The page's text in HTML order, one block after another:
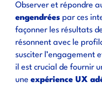
Observer et répondre
engendrées par ces
façonner les résultats
résonnent avec le
susciter l’engagement
il est crucial de fournir
uneexpérience UX